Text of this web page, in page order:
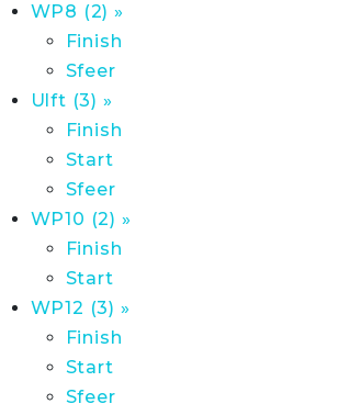
WP8 (2) »
Finish
Sfeer
Ulft (3) »
Finish
Start
Sfeer
WP10 (2) »
Finish
Start
WP12 (3) »
Finish
Start
Sfeer